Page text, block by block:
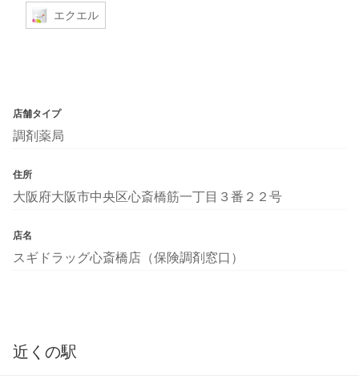
エクエル
店舗タイプ
調剤薬局
住所
大阪府大阪市中央区心斎橋筋一丁目３番２２号
店名
スギドラッグ心斎橋店（保険調剤窓口）
近くの駅